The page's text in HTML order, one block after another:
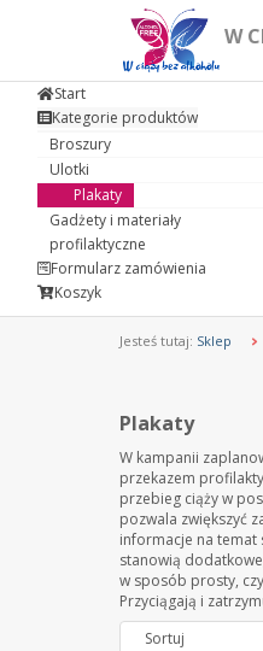
W
Start
Kategorie produktów
Broszury
Ulotki
Plakaty
Gadżety i materiały
profilaktyczne
Formularz zamówienia
Koszyk
Jesteś tutaj: Sklep
Plakaty
W kampanii
przekazem
przebieg ciąży w
pozwala zwiększyć
informacje na temat
stanowią
w sposób prosty,
Przyciągają i
Sortuj